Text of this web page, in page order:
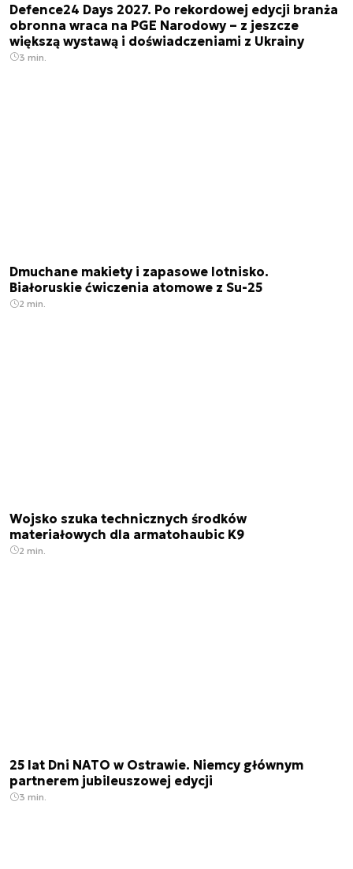
Defence24 Days 2027. Po rekordowej edycji branża
obronna wraca na PGE Narodowy – z jeszcze
większą wystawą i doświadczeniami z Ukrainy
3 min.
Dmuchane makiety i zapasowe lotnisko.
Białoruskie ćwiczenia atomowe z Su-25
2 min.
Wojsko szuka technicznych środków
materiałowych dla armatohaubic K9
2 min.
25 lat Dni NATO w Ostrawie. Niemcy głównym
partnerem jubileuszowej edycji
3 min.